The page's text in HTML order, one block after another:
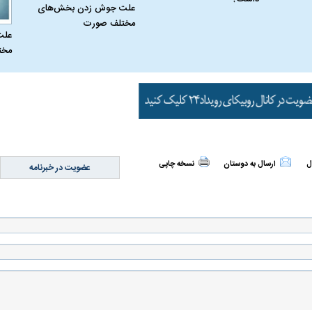
علت جوش زدن بخش‌های
مختلف صورت
ارسال به دوستان نسخه چاپی عضویت در خبرنامه